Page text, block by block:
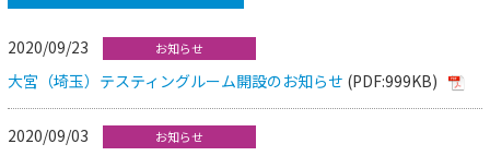
2020/09/23 お知らせ
大宮（埼玉）テスティングルーム開設のお知らせ (PDF:999KB)
2020/09/03 お知らせ